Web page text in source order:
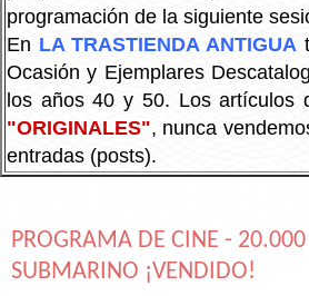
programación de la siguiente
En LA TRASTIENDA ANTIGUA
Ocasión y Ejemplares
los años 40 y 50. Los artículos
"ORIGINALES", nunca
entradas (posts).
PROGRAMA DE CINE - 20.000
SUBMARINO ¡VENDIDO!